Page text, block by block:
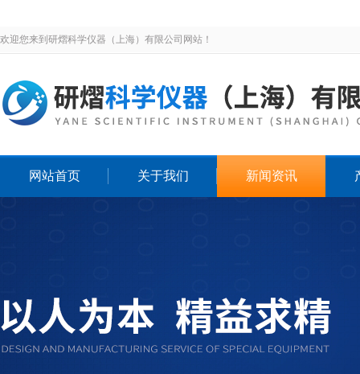
欢迎您来到研熠科学仪器（上海）有限公司网站！
网站首页 关于我们 新闻资讯